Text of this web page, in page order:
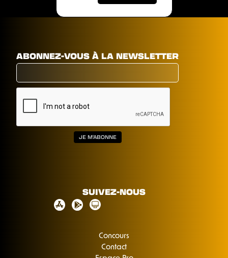
ABONNEZ-VOUS À LA NEWSLETTER
SUIVEZ-NOUS
Concours
Contact